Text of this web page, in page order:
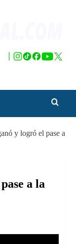
y logró el pase a
a la